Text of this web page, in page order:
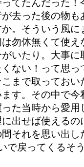
去った後の物
。そういう風
勿体無くて使
いたり。大事
ない！って思
まで取ってお
す。その中で
た当時から愛
出せば使える
それを思い出
で戻ってくるそ